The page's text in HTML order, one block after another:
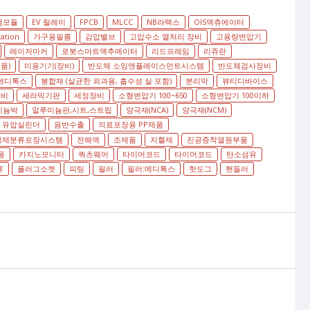
모듈 EV 릴레이 FPCB MLCC NB라텍스
OIS액츄에이터
가구용필름 감압밸브 고압수소 열처리 장비
고용량변압기
레이저마커 로봇스마트액추에이터 리드프레임
리쥬란
) 미용기기(장비) 반도체 소잉앤플레이스먼트시스템
반도체검사장비
디톡스 봉합재 (살균한 외과용, 흡수성 실 포함) 분리막
뷰티디바이스
세라믹기판 세정장비 소형변압기 100~650
소형변압기 100이하
늄박 알루미늄판,시트,스트립 양극재(NCA)
양극재(NCM)
유압실린더 음반수출
의료포장용 PP제품
제분류포장시스템 전해액 조제품 지혈제
진공증착열원부품
카지노모니터 쿼츠웨어 타이어코드 타이어코드
탄소섬유
플러그소켓 피팅 필러 필러:메디톡스 핫도그
핸들러